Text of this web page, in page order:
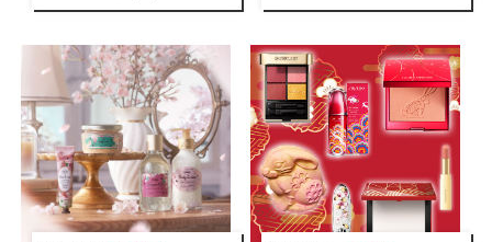
限定ラッピングバッグ＆人
イルが新登場